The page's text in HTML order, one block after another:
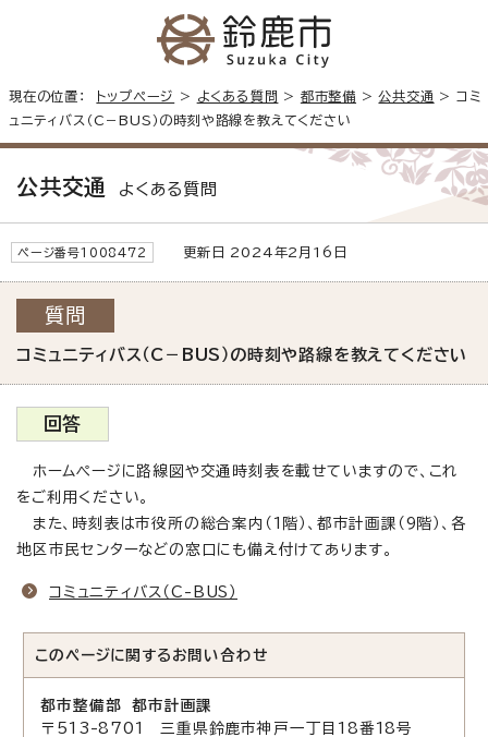
現在の位置： トップページ > よくある質問 > 都市整備 >公共交通 > コミ
ュニティバス（C－BUS）の時刻や路線を教えてください
公共交通 よくある質問
ページ番号1008472 更新日 2024年2月16日
質問
コミュニティバス（C－BUS）の時刻や路線を教えてください
回答
ホームページに路線図や交通時刻表を載せていますので、これ
をご利用ください。
また、時刻表は市役所の総合案内（1階）、都市計画課（9階）、各
地区市民センターなどの窓口にも備え付けてあります。
コミュニティバス（C-BUS）
このページに関する お問い合わせ
都市整備部 都市計画課
〒513-8701 三重県鈴鹿市神戸一丁目18番18号